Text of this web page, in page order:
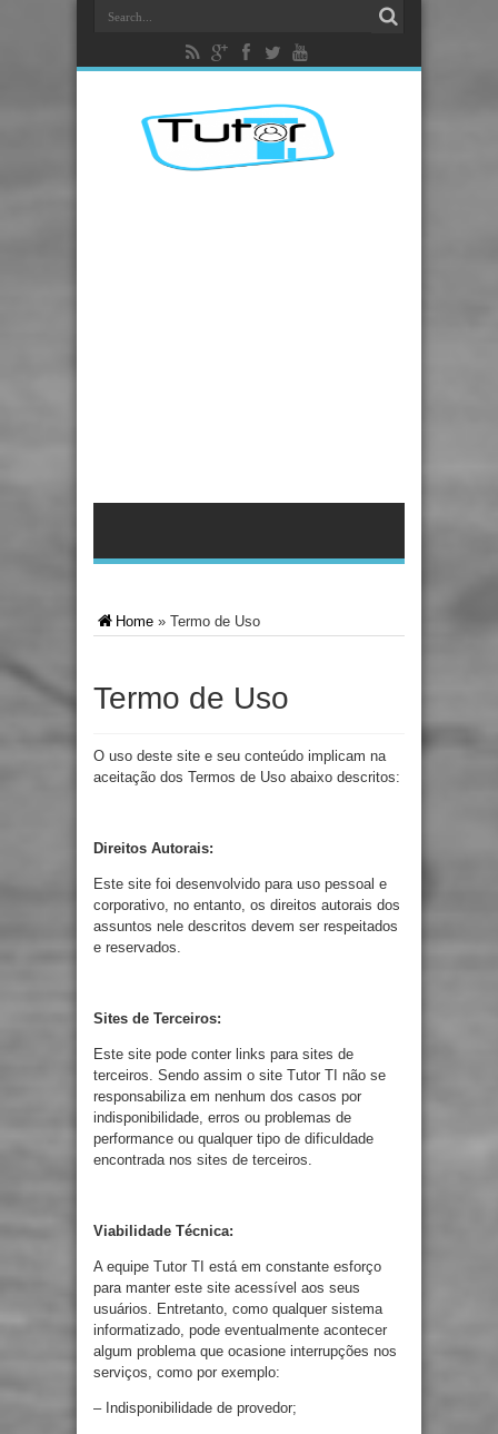
Home » Termo de Uso
Termo de Uso
O uso deste site e seu conteúdo implicam na
aceitação dos Termos de Uso abaixo descritos:
Direitos Autorais:
Este site foi desenvolvido para uso pessoal e
corporativo, no entanto, os direitos autorais dos
assuntos nele descritos devem ser respeitados
e reservados.
Sites de Terceiros:
Este site pode conter links para sites de
terceiros. Sendo assim o site Tutor TI não se
responsabiliza em nenhum dos casos por
indisponibilidade, erros ou problemas de
performance ou qualquer tipo de dificuldade
encontrada nos sites de terceiros.
Viabilidade Técnica:
A equipe Tutor TI está em constante esforço
para manter este site acessível aos seus
usuários. Entretanto, como qualquer sistema
informatizado, pode eventualmente acontecer
algum problema que ocasione interrupções nos
serviços, como por exemplo:
– Indisponibilidade de provedor;